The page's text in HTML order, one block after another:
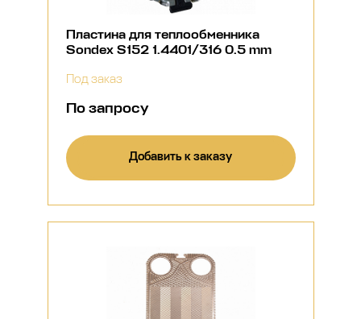
Пластина для теплообменника
Sondex S152 1.4401/316 0.5 mm
Под заказ
По запросу
Добавить к заказу